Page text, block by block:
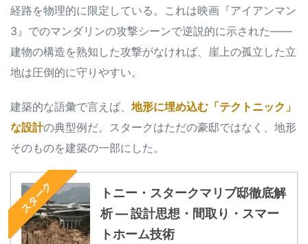
経路を物理的に限定している。これは映画『アイアンマン
3』でのマンダリンの攻撃シーンで逆説的に示された——
建物の構造を熟知した攻撃がなければ、崖上の孤立した立
地は圧倒的に守りやすい。
建築的な語彙で言えば、 地形に埋め込む「テクトニック」
な設計の典型例だ。スタークはただの豪邸ではなく、地形
そのものを建築の一部にした。
スターク
トニー・スタークマリブ邸徹底解
析 — 設計思想・間取り・スマー
トホーム技術